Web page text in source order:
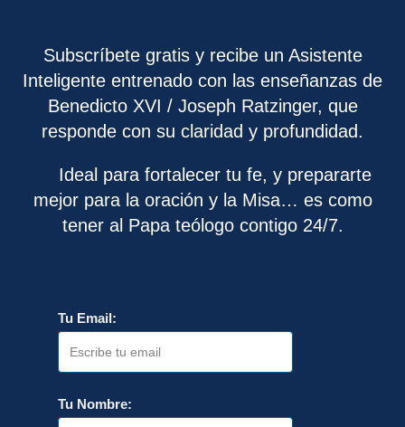
Subscríbete gratis y recibe un Asistente
Inteligente entrenado con las enseñanzas de
Benedicto XVI / Joseph Ratzinger, que
responde con su claridad y profundidad.
Ideal para fortalecer tu fe, y prepararte
mejor para la oración y la Misa… es como
tener al Papa teólogo contigo 24/7.
Tu Email:
Tu Nombre: